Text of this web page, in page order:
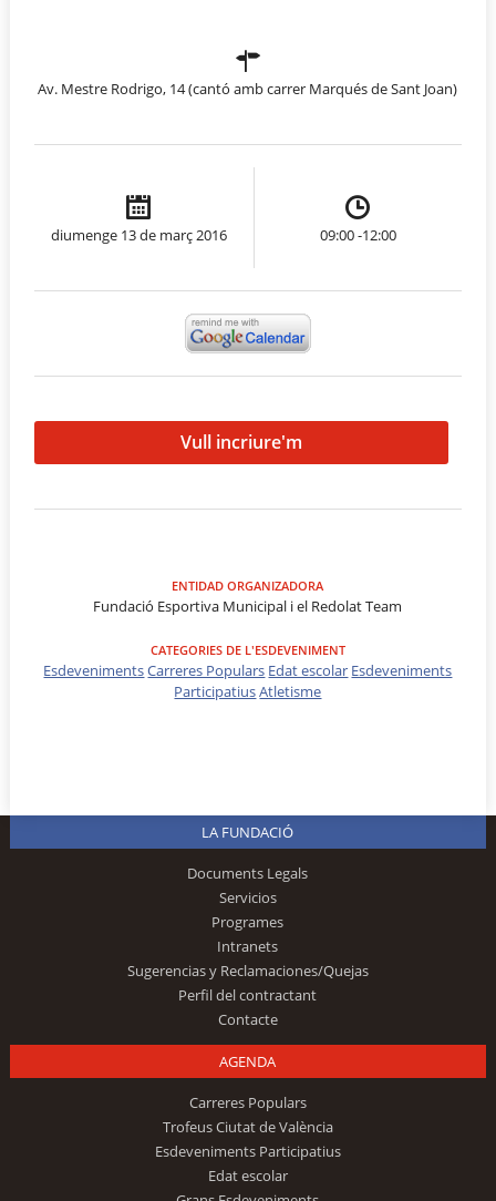
Av. Mestre Rodrigo, 14 (cantó amb carrer Marqués de Sant Joan)
diumenge 13 de març 2016 09:00 -12:00
Vull incriure'm
ENTIDAD ORGANIZADORA
Fundació Esportiva Municipal i el Redolat Team
CATEGORIES DE L'ESDEVENIMENT
EsdevenimentsCarreres Populars Edat escolar Esdeveniments
ParticipatiusAtletisme
LA FUNDACIÓ
Documents Legals
Servicios
Programes
Intranets
Sugerencias y Reclamaciones/Quejas
Perfil del contractant
Contacte
AGENDA
Carreres Populars
Trofeus Ciutat de València
Esdeveniments Participatius
Edat escolar